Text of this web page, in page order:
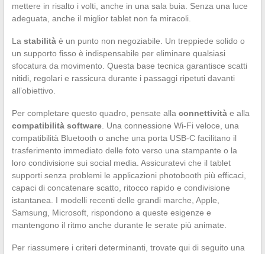
mettere in risalto i volti, anche in una sala buia. Senza una luce
adeguata, anche il miglior tablet non fa miracoli.
La stabilitàè un punto non negoziabile. Un treppiede solido o
un supporto fisso è indispensabile per eliminare qualsiasi
sfocatura da movimento. Questa base tecnica garantisce scatti
nitidi, regolari e rassicura durante i passaggi ripetuti davanti
all’obiettivo.
Per completare questo quadro, pensate alla connettivitàe alla
compatibilità software. Una connessione Wi-Fi veloce, una
compatibilità Bluetooth o anche una porta USB-C facilitano il
trasferimento immediato delle foto verso una stampante o la
loro condivisione sui social media. Assicuratevi che il tablet
supporti senza problemi le applicazioni photobooth più efficaci,
capaci di concatenare scatto, ritocco rapido e condivisione
istantanea. I modelli recenti delle grandi marche, Apple,
Samsung, Microsoft, rispondono a queste esigenze e
mantengono il ritmo anche durante le serate più animate.
Per riassumere i criteri determinanti, trovate qui di seguito una